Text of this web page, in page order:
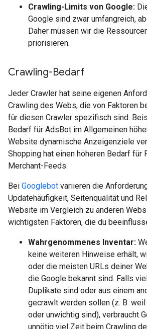
Crawling-Limits von Google:
Google sind zwar umfangreich,
Daher müssen wir die
priorisieren.
Crawling-Bedarf
Jeder Crawler hat seine eigenen
Crawling des Webs, die von Faktoren
für diesen Crawler spezifisch sind.
Bedarf für AdsBot im Allgemeinen
Website dynamische Anzeigenziele
Shopping hat einen höheren Bedarf für
Merchant-Feeds.
Bei Googlebot variieren die
Updatehäufigkeit, Seitenqualität und
Website im Vergleich zu anderen
wichtigsten Faktoren, die du
Wahrgenommenes Inventar:
keine weiteren Hinweise erhält,
oder die meisten URLs deiner
die Google bekannt sind. Falls
Duplikate sind oder aus einem
gecrawlt werden sollen (z. B.
oder unwichtig sind), verbraucht
unnötig viel Zeit beim Crawling